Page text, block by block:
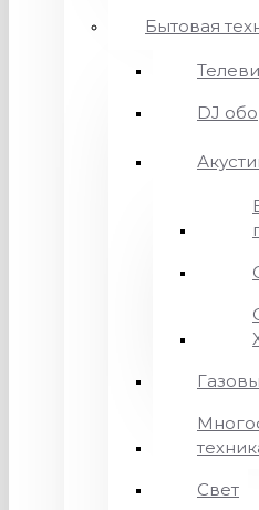
Бытовая
DJ
Свет